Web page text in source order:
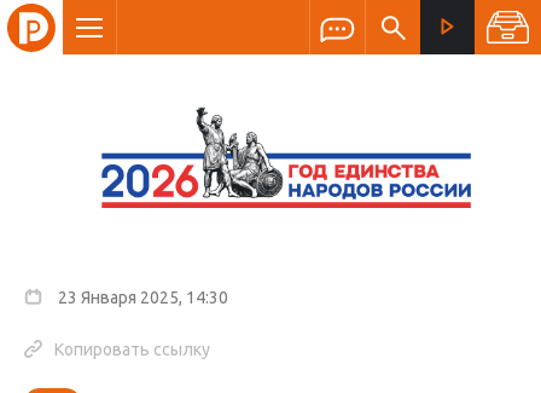
23 Января 2025, 14:30
Копировать ссылку